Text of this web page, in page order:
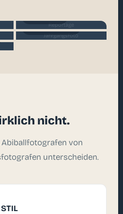
Reportage
Jahrgangsfoto
Jahrgangsfoto
nicht.
Abiballfotografen von
unterscheiden.